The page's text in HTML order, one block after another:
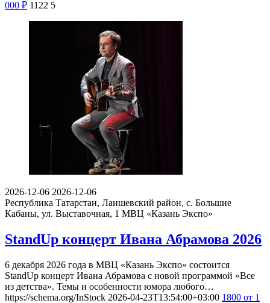
000 ₽ 1122 5
2026-12-06 2026-12-06
Республика Татарстан, Лаишевский район, с. Большие
Кабаны, ул. Выставочная, 1 МВЦ «Казань Экспо»
StandUp концерт Ивана Абрамова 2026
6 декабря 2026 года в МВЦ «Казань Экспо» состоится
StandUp концерт Ивана Абрамова с новой программой «Все
из детства». Темы и особенности юмора любого…
https://schema.org/InStock 2026-04-23T13:54:00+03:00 1800 от 1